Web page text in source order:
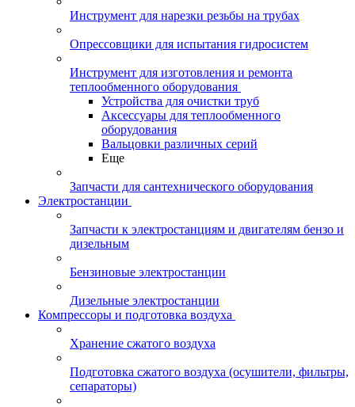
Инструмент для нарезки резьбы на трубах
Опрессовщики для испытания гидросистем
Инструмент для изготовления и ремонта
теплообменного оборудования
Устройства для очистки труб
Аксессуары для теплообменного
оборудования
Вальцовки различных серий
Еще
Запчасти для сантехнического оборудования
Электростанции
Запчасти к электростанциям и двигателям бензо и
дизельным
Бензиновые электростанции
Дизельные электростанции
Компрессоры и подготовка воздуха
Хранение сжатого воздуха
Подготовка сжатого воздуха (осушители, фильтры,
сепараторы)